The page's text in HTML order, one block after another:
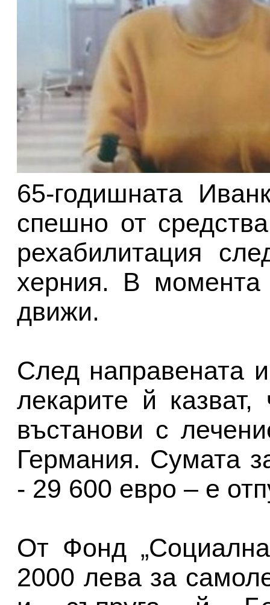
65-годишната
спешно от
рехабилитация
херния. В
движи.
След направената
лекарите й
въстанови с
Германия. Сумата
- 29 600 евро – е
От Фонд
2000 лева за